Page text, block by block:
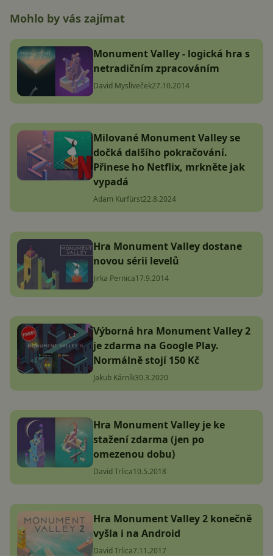
Mohlo by vás zajímat
Monument Valley - logická hra s
netradičním zpracováním
David Mysliveček27.10.2014
Milované Monument Valley se
dočká dalšího pokračování.
Přinese ho Netflix, mrkněte jak
vypadá
Adam Kurfürst22.8.2024
Hra Monument Valley dostane
novou sérii levelů
Jirka Pernica17.9.2014
Výborná hra Monument Valley 2
je zdarma na Google Play.
Normálně stojí 150 Kč
Jakub Kárník30.3.2020
Hra Monument Valley je ke
stažení zdarma (jen po
omezenou dobu)
David Trlica10.5.2018
Hra Monument Valley 2 konečně
vyšla i na Android
David Trlica7.11.2017